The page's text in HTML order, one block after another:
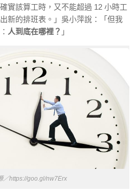
實該算工時，又不能超過 12 小時工
新的排班表。」吳小萍說：「但我
人到底在哪裡？ 」
／https://goo.gl/nw7Erx